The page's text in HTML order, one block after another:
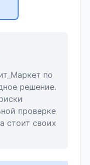
по
решение.
проверке
стоит своих